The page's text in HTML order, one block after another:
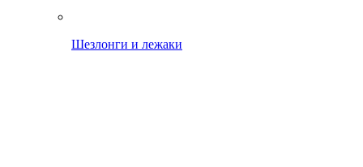
Шезлонги и лежаки